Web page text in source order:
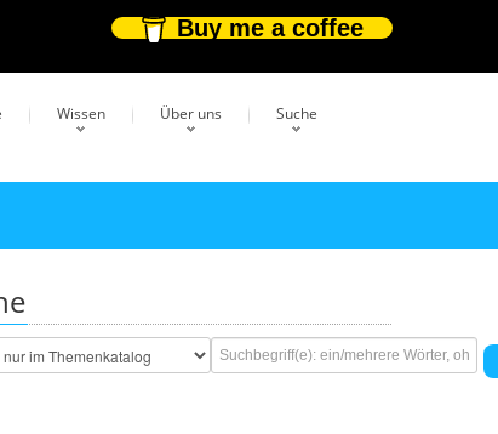
Buy me a coffee
Wissen Über uns Suche